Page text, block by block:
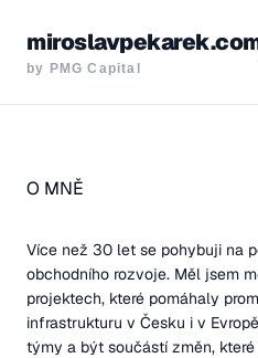
by PMG Capital
O MNĚ
Více než 30 let se pohybuji na
obchodního rozvoje. Měl jsem
projektech, které pomáhaly
infrastrukturu v Česku i v
týmy a být součástí změn,